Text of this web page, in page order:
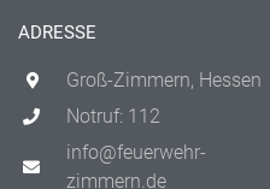
ADRESSE
Groß-Zimmern, Hessen
Notruf: 112
info@feuerwehr-
zimmern.de